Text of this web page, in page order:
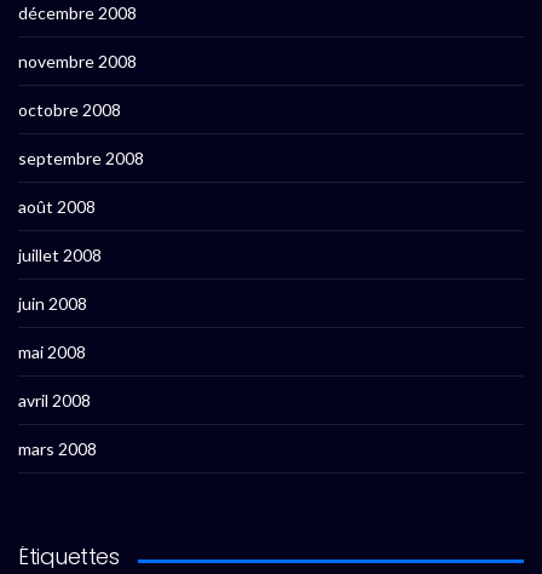
décembre 2008
novembre 2008
octobre 2008
septembre 2008
août 2008
juillet 2008
juin 2008
mai 2008
avril 2008
mars 2008
Étiquettes